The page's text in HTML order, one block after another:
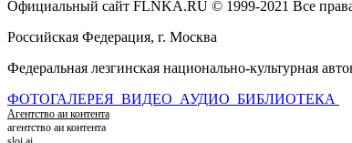
Официальный сайт FLNKA.RU © 1999-2021 Все
Российская Федерация, г. Москва
Федеральная лезгинская национально-культурная
ФОТОГАЛЕРЕЯ ВИДЕО АУДИО БИБЛИОТЕКА
Агентство аи контента
агентство аи контента